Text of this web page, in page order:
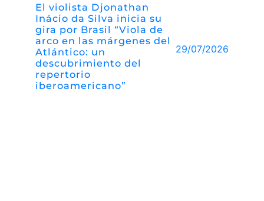
El violista Djonathan
Inácio da Silva inicia su
gira por Brasil “Viola de
arco en las márgenes del
Atlántico: un
descubrimiento del
repertorio
iberoamericano”
29/07/2026